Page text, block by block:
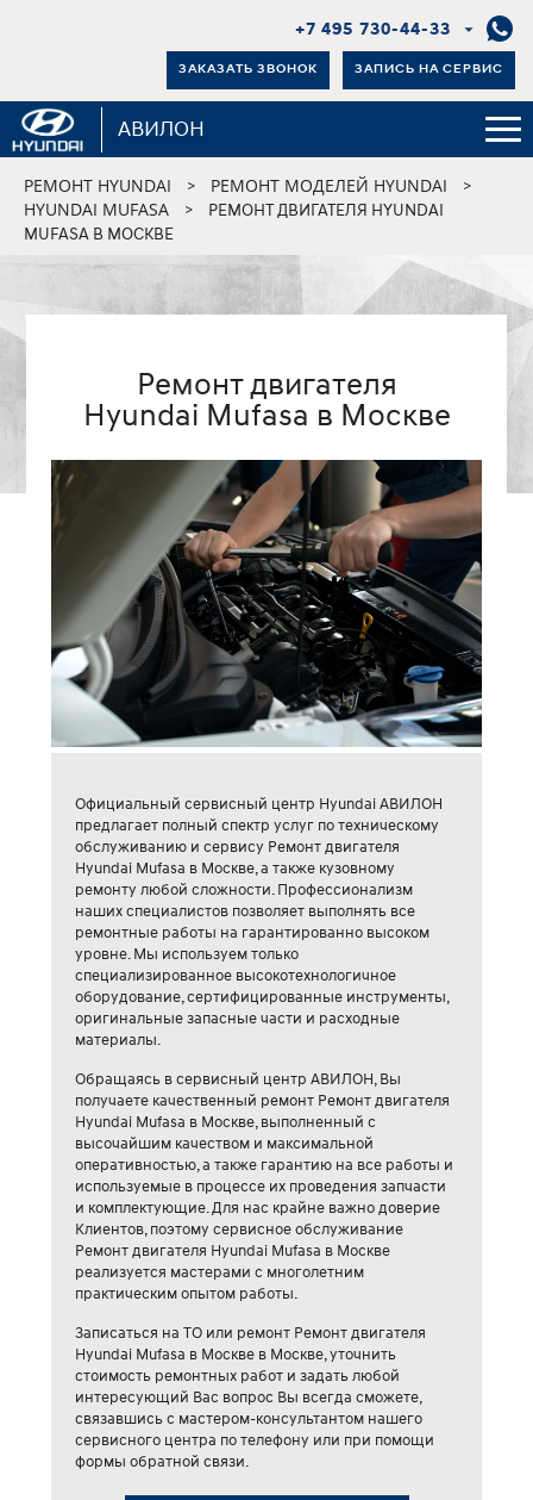
+7 495 730-44-33
ЗАКАЗАТЬ ЗВОНОК ЗАПИСЬ НА СЕРВИС
АВИЛОН
РЕМОНТ HYUNDAI > РЕМОНТ МОДЕЛЕЙ HYUNDAI >
HYUNDAI MUFASA >
РЕМОНТ ДВИГАТЕЛЯ HYUNDAI
MUFASA В МОСКВЕ
Ремонт двигателя
Hyundai Mufasa в Москве
Официальный сервисный центр Hyundai АВИЛОН
предлагает полный спектр услуг по техническому
обслуживанию и сервису Ремонт двигателя
Hyundai Mufasa в Москве, а также кузовному
ремонту любой сложности. Профессионализм
наших специалистов позволяет выполнять все
ремонтные работы на гарантированно высоком
уровне. Мы используем только
специализированное высокотехнологичное
оборудование, сертифицированные инструменты,
оригинальные запасные части и расходные
материалы.
Обращаясь в сервисный центр АВИЛОН, Вы
получаете качественный ремонт Ремонт двигателя
Hyundai Mufasa в Москве, выполненный с
высочайшим качеством и максимальной
оперативностью, а также гарантию на все работы и
используемые в процессе их проведения запчасти
и комплектующие. Для нас крайне важно доверие
Клиентов, поэтому сервисное обслуживание
Ремонт двигателя Hyundai Mufasa в Москве
реализуется мастерами с многолетним
практическим опытом работы.
Записаться на ТО или ремонт Ремонт двигателя
Hyundai Mufasa в Москве в Москве, уточнить
стоимость ремонтных работ и задать любой
интересующий Вас вопрос Вы всегда сможете,
связавшись с мастером-консультантом нашего
сервисного центра по телефону или при помощи
формы обратной связи.